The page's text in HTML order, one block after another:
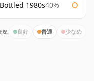
1980s40%
況: 良好 普通 少なめ